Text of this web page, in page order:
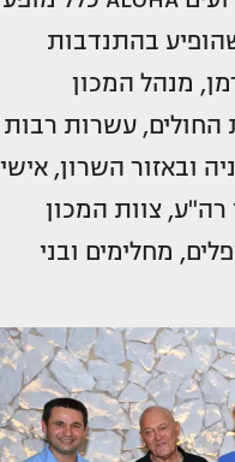
בהתנדבות
מנהל המכון
החולים, עשרות רבות
ובאזור השרון, אישי
רה"ע, צוות המכון
מחלימים ובני